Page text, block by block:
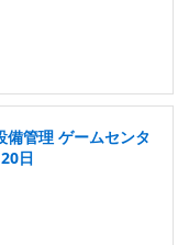
管理 ゲームセンタ
日